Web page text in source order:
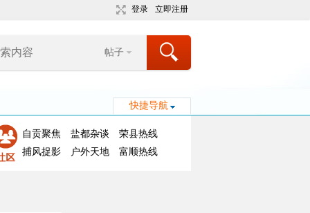
登录 立即注册
帖子
快捷导航
自贡聚焦 盐都杂谈
荣县热线
捕风捉影
户外天地 富顺热线